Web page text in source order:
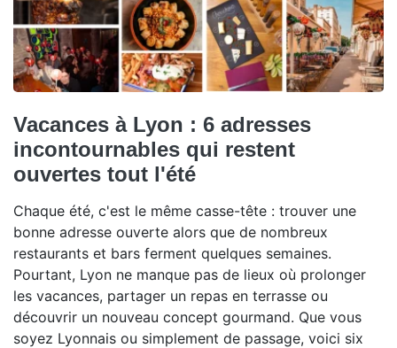
Vacances à Lyon : 6 adresses
incontournables qui restent
ouvertes tout l'été
Chaque été, c'est le même casse-tête : trouver une
bonne adresse ouverte alors que de nombreux
restaurants et bars ferment quelques semaines.
Pourtant, Lyon ne manque pas de lieux où prolonger
les vacances, partager un repas en terrasse ou
découvrir un nouveau concept gourmand. Que vous
soyez Lyonnais ou simplement de passage, voici six